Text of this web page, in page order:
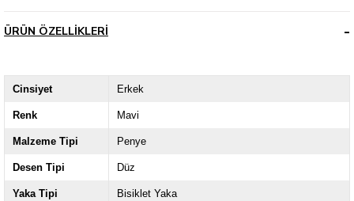
ÜRÜN ÖZELLIKLERI
Cinsiyet Erkek
Renk Mavi
Malzeme Tipi Penye
Desen Tipi Düz
Yaka Tipi Bisiklet Yaka